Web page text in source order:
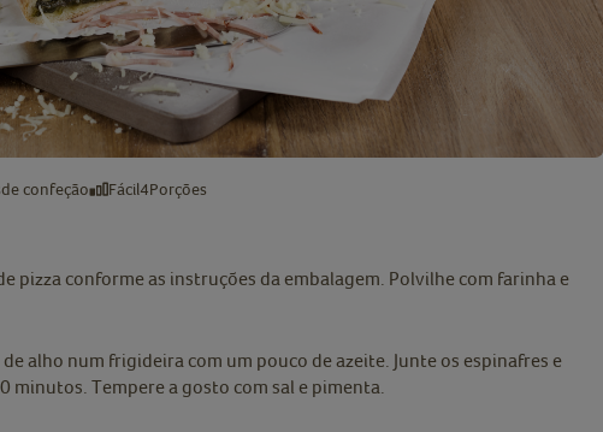
de confeção Fácil4Porções
pizza conforme as instruções da embalagem. Polvilhe com farinha e
alho num frigideira com um pouco de azeite. Junte os espinafres e
minutos. Tempere a gosto com sal e pimenta.